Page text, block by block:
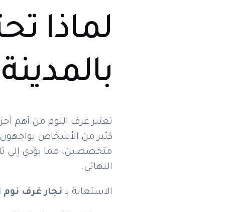
لماذا
تعتبر غرف النوم من أهم
كثير من الأشخاص يواجهون
متخصصين، مما يؤدي إلى
النهائي.
الاستعانة بـ نجار غرف نوم